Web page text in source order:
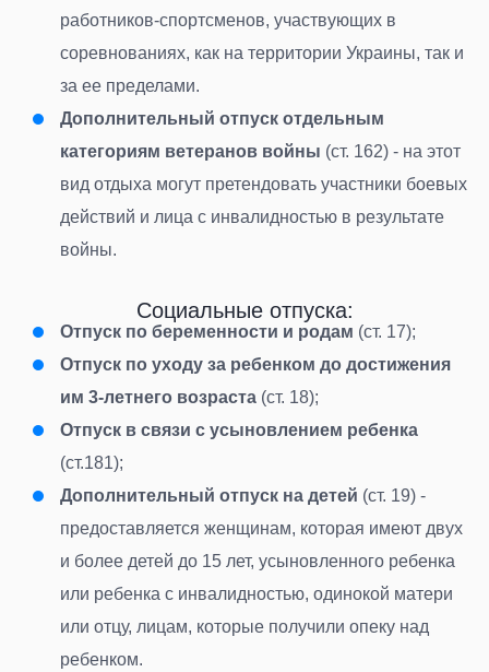
работников-спортсменов, участвующих в
соревнованиях, как на территории Украины, так и
за ее пределами.
Дополнительный отпуск отдельным
категориям ветеранов войны (ст. 162) - на этот
вид отдыха могут претендовать участники боевых
действий и лица с инвалидностью в результате
войны.
Социальные отпуска:
Отпуск по беременности и родам (ст. 17);
Отпуск по уходу за ребенком до достижения
им 3-летнего возраста (ст. 18);
Отпуск в связи с усыновлением ребенка
(ст.181);
Дополнительный отпуск на детей (ст. 19) -
предоставляется женщинам, которая имеют двух
и более детей до 15 лет, усыновленного ребенка
или ребенка с инвалидностью, одинокой матери
или отцу, лицам, которые получили опеку над
ребенком.